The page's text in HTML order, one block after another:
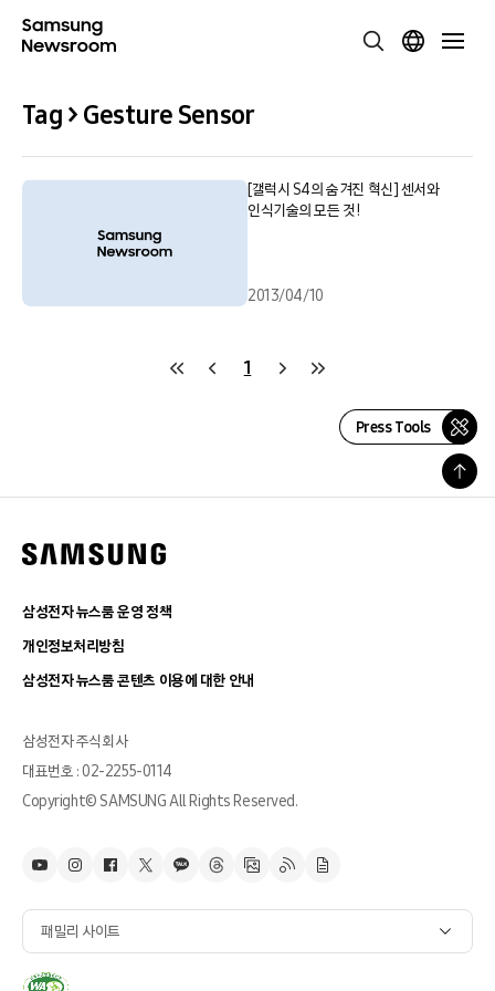
Tag > Gesture Sensor
[갤럭시 S4의 숨겨진 혁신] 센서와
인식기술의 모든 것!
2013/04/10
1
Press Tools
삼성전자 뉴스룸 운영 정책
개인정보처리방침
삼성전자 뉴스룸 콘텐츠 이용에 대한 안내
삼성전자 주식회사
대표번호 : 02-2255-0114
Copyright© SAMSUNG All Rights Reserved.
패밀리 사이트